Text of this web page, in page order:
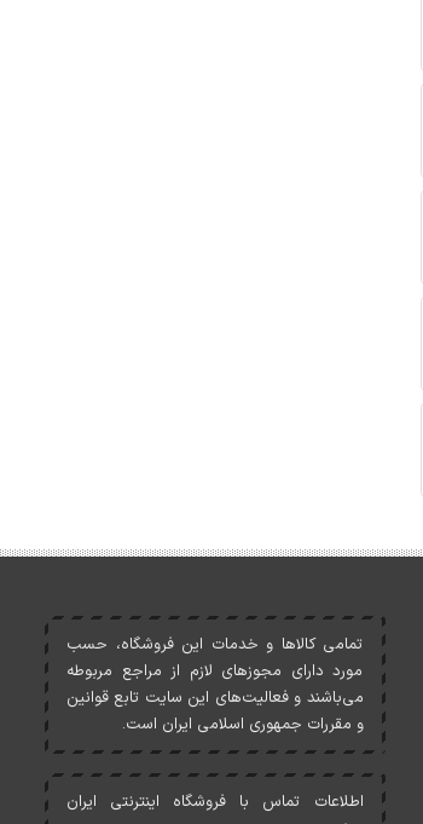
تمامی کالاها و خدمات اين فروشگاه، حسب
مورد دارای مجوزهای لازم از مراجع مربوطه
می‌باشند و فعاليت‌های اين سايت تابع قوانين
و مقررات جمهوری اسلامی ايران است.
اطلاعات تماس با فروشگاه اینترنتی ایران